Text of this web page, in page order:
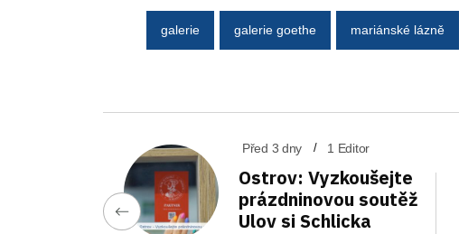
galerie galerie goethe mariánské lázně
Před 3 dny 1 Editor
Ostrov: Vyzkoušejte
prázdninovou soutěž
Ulov si Schlicka